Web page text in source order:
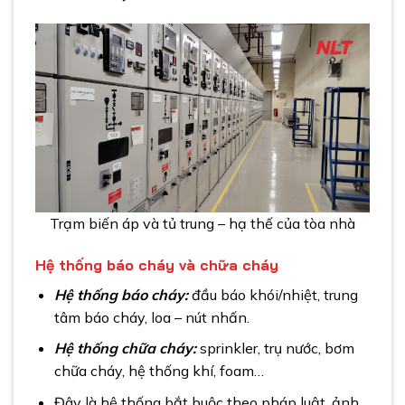
Trạm biến áp và tủ trung – hạ thế của tòa nhà
Hệ thống báo cháy và chữa cháy
Hệ thống báo cháy:đầu báo khói/nhiệt, trung
tâm báo cháy, loa – nút nhấn.
Hệ thống chữa cháy:sprinkler, trụ nước, bơm
chữa cháy, hệ thống khí, foam…